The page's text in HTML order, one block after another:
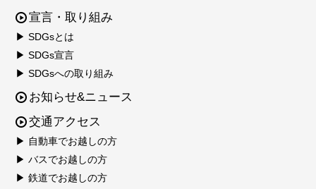
宣言・取り組み
▶ SDGsとは
▶ SDGs宣言
▶ SDGsへの取り組み
お知らせ&ニュース
交通アクセス
▶ 自動車でお越しの方
▶ バスでお越しの方
▶ 鉄道でお越しの方